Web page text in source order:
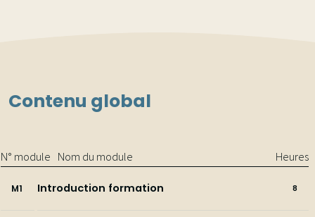
Contenu global
N° module Nom du module Heures
M1 Introduction formation 8